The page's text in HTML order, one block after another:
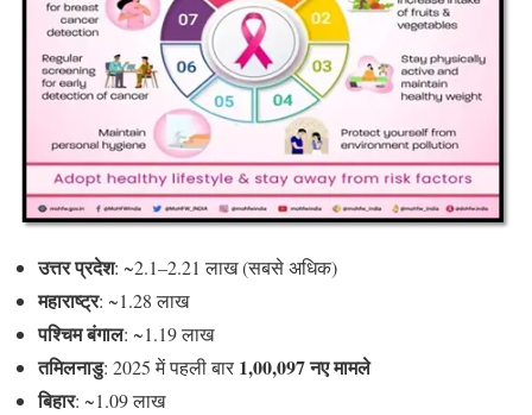
उत्तर प्रदेश: ~2.1–2.21 लाख (सबसे अधिक)
महाराष्ट्र: ~1.28 लाख
पश्चिम बंगाल: ~1.19 लाख
तमिलनाडु: 2025 में पहली बार 1,00,097 नए मामले
बिहार: ~1.09 लाख